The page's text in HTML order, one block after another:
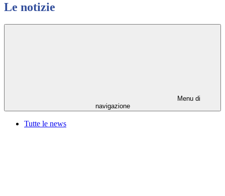
Le notizie
Menu di
navigazione
Tutte le news